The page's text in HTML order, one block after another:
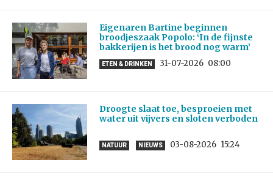
Eigenaren Bartine beginnen
broodjeszaak Popolo: ‘In de fijnste
bakkerijen is het brood nog warm’
ETEN & DRINKEN 31-07-2026 08:00
Droogte slaat toe, besproeien met
water uit vijvers en sloten verboden
NATUUR NIEUWS 03-08-2026 15:24